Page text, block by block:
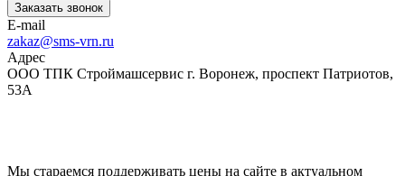
Заказать звонок
E-mail
zakaz@sms-vrn.ru
Адрес
ООО ТПК Строймашсервис г. Воронеж, проспект Патриотов,
53А
Мы стараемся поддерживать цены на сайте в актуальном